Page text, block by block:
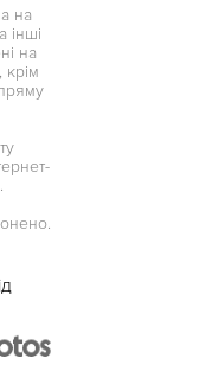
на
інші
на
крім